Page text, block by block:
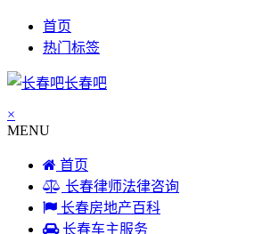
首页
热门标签
长春吧
×
MENU
首页
长春律师法律咨询
长春房地产百科
长春车主服务